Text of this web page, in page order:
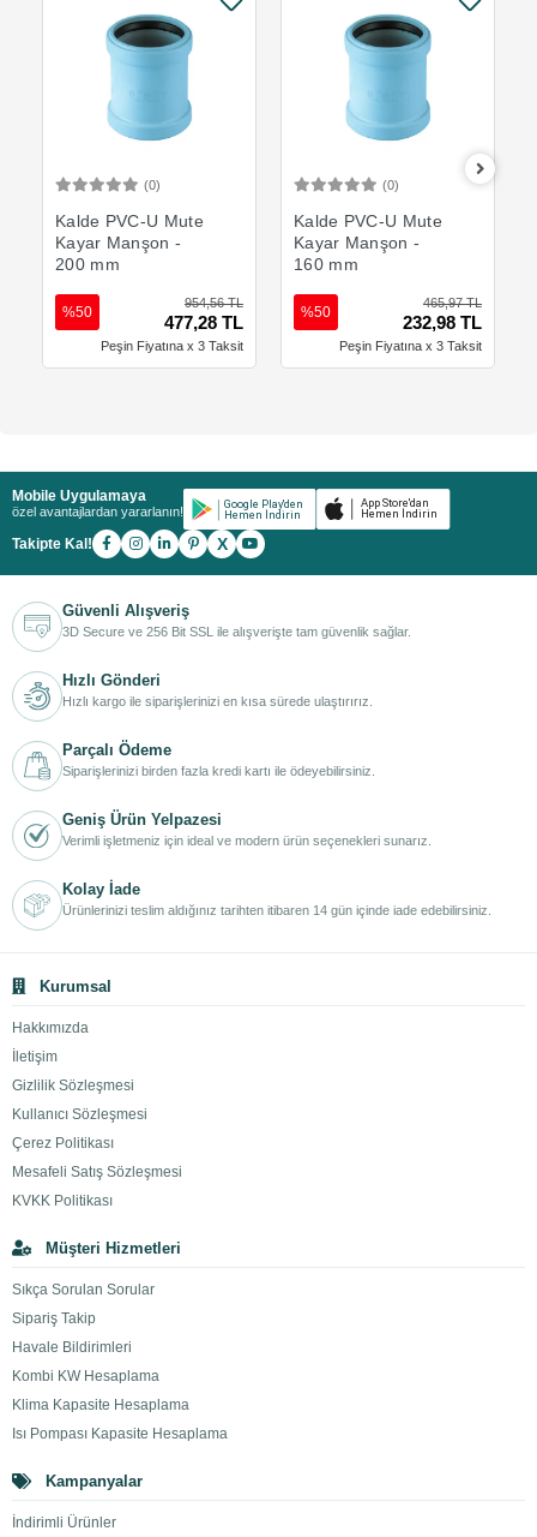
(0)
Kalde PVC-U Mute
Kayar Manşon -
200 mm
954,56 TL
477,28 TL
%50
Peşin Fiyatına x 3 Taksit
(0)
Kalde PVC-U Mute
Kayar Manşon -
160 mm
465,97 TL
232,98 TL
%50
Peşin Fiyatına x 3 Taksit
Mobile Uygulamaya
özel avantajlardan yararlanın!
Takipte Kal! X
Güvenli Alışveriş
3D Secure ve 256 Bit SSL ile alışverişte tam güvenlik sağlar.
Hızlı Gönderi
Hızlı kargo ile siparişlerinizi en kısa sürede ulaştırırız.
Parçalı Ödeme
Siparişlerinizi birden fazla kredi kartı ile ödeyebilirsiniz.
Geniş Ürün Yelpazesi
Verimli işletmeniz için ideal ve modern ürün seçenekleri sunarız.
Kolay İade
Ürünlerinizi teslim aldığınız tarihten itibaren 14 gün içinde iade edebilirsiniz.
Kurumsal
Hakkımızda
İletişim
Gizlilik Sözleşmesi
Kullanıcı Sözleşmesi
Çerez Politikası
Mesafeli Satış Sözleşmesi
KVKK Politikası
Müşteri Hizmetleri
Sıkça Sorulan Sorular
Sipariş Takip
Havale Bildirimleri
Kombi KW Hesaplama
Klima Kapasite Hesaplama
Isı Pompası Kapasite Hesaplama
Kampanyalar
İndirimli Ürünler